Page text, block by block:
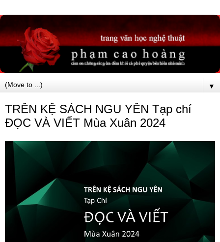
▼
TRÊN KỆ SÁCH NGU YÊN Tạp chí
ĐỌC VÀ VIẾT Mùa Xuân 2024